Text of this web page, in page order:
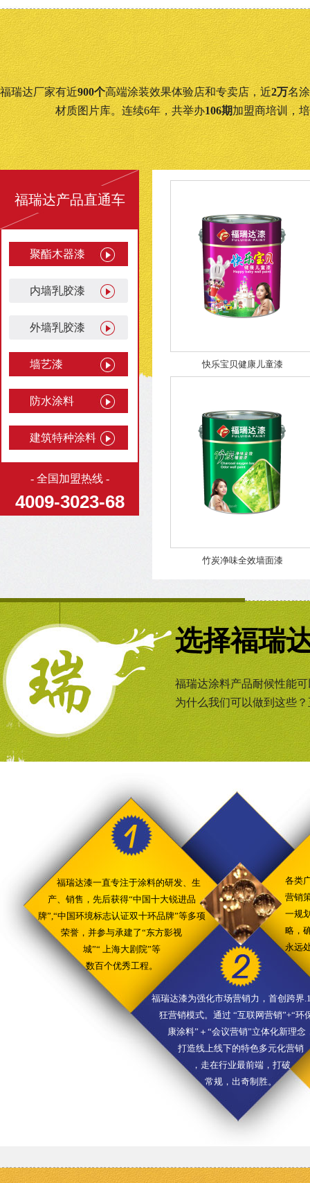
福瑞达厂家有近900个高端涂装效果体验店和专卖店，近2万名
材质图片库。连续6年，共举办106期加盟商培训，
福瑞达产品直通车
聚酯木器漆
内墙乳胶漆
外墙乳胶漆
墙艺漆
防水涂料
建筑特种涂料
- 全国加盟热线 -
4009-3023-68
快乐宝贝健康儿童漆
竹炭净味全效墙面漆
选择福瑞
福瑞达涂料产品耐候性能
为什么我们可以做到这些
福瑞达漆一直专注于涂料的研发、生
产、销售，先后获得“中国十大锐进品
牌”,“中国环境标志认证双十环品牌”等多项
荣誉，并参与承建了“东方影视
城”“ 上海大剧院”等
数百个优秀工程。
各类
营销
一规
略，
永远
福瑞达漆为强化市场营销力，首创跨界
狂营销模式。通过 “互联网营销”+“环
康涂料”＋“会议营销”立体化新理念
打造线上线下的特色多元化营销
，走在行业最前端，打破
常规，出奇制胜。